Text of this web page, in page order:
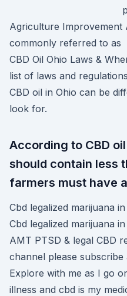
Agriculture Improvement
commonly referred to as
CBD Oil Ohio Laws &
list of laws and
CBD oil in Ohio can be
look for.
According to CBD
should contain less
farmers must have
Cbd legalized marijuana
Cbd legalized marijuana
AMT PTSD & legal CBD
channel please subscribe
Explore with me as I go
illness and cbd is my